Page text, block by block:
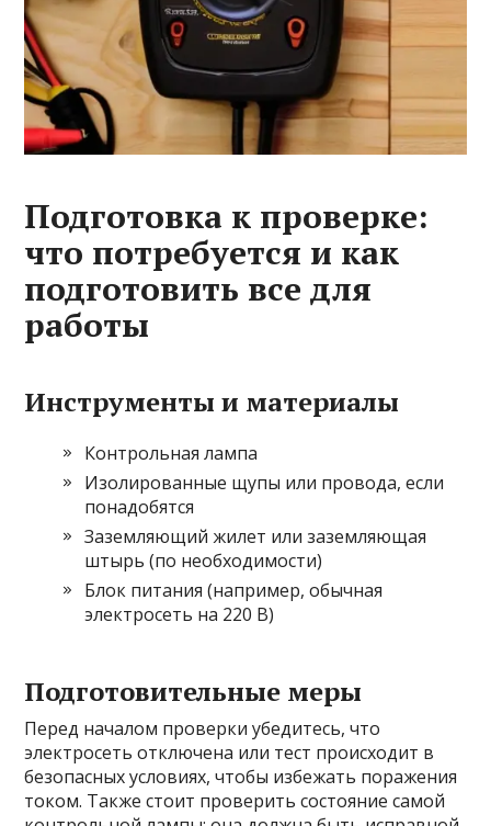
Подготовка к проверке:
что потребуется и как
подготовить все для
работы
Инструменты и материалы
Контрольная лампа
Изолированные щупы или провода, если
понадобятся
Заземляющий жилет или заземляющая
штырь (по необходимости)
Блок питания (например, обычная
электросеть на 220 В)
Подготовительные меры
Перед началом проверки убедитесь, что
электросеть отключена или тест происходит в
безопасных условиях, чтобы избежать поражения
током. Также стоит проверить состояние самой